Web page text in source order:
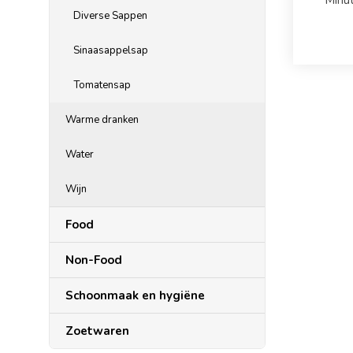
Diverse Sappen
Sinaasappelsap
Tomatensap
Warme dranken
Water
Wijn
Food
Non-Food
Schoonmaak en hygiëne
Zoetwaren